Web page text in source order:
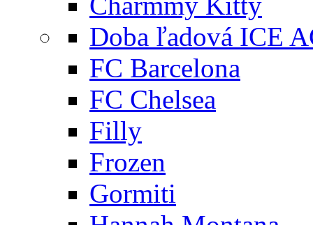
Doba ľadová ICE
FC Barcelona
FC Chelsea
Filly
Frozen
Gormiti